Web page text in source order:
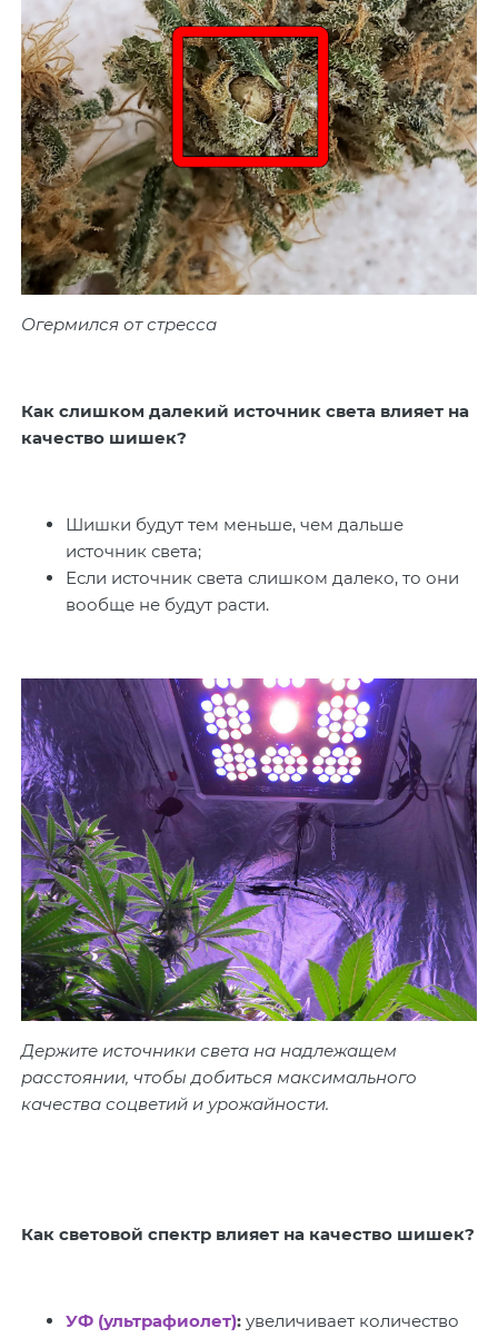
Огермился от стресса
Как слишком далекий источник света влияет на
качество шишек?
Шишки будут тем меньше, чем дальше
источник света;
Если источник света слишком далеко, то они
вообще не будут расти.
Держите источники света на надлежащем
расстоянии, чтобы добиться максимального
качества соцветий и урожайности.
Как световой спектр влияет на качество шишек?
УФ (ультрафиолет): увеличивает количество